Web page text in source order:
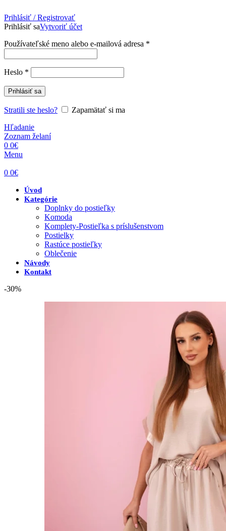
Prihlásiť / Registrovať
Prihlásiť saVytvoriť účet
Používateľské meno alebo e-mailová adresa *
Heslo *
Prihlásiť sa
Stratili ste heslo?
Zapamätať si ma
Hľadanie
Zoznam želaní
0 0€
Menu
0 0€
Úvod
Kategórie
Doplnky do postieľky
Komoda
Komplety-Postieľka s príslušenstvom
Postielky
Rastúce postieľky
Oblečenie
Návody
Kontakt
-30%